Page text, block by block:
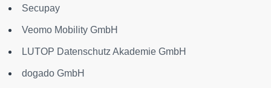
Secupay
Veomo Mobility GmbH
LUTOP Datenschutz Akademie GmbH
dogado GmbH